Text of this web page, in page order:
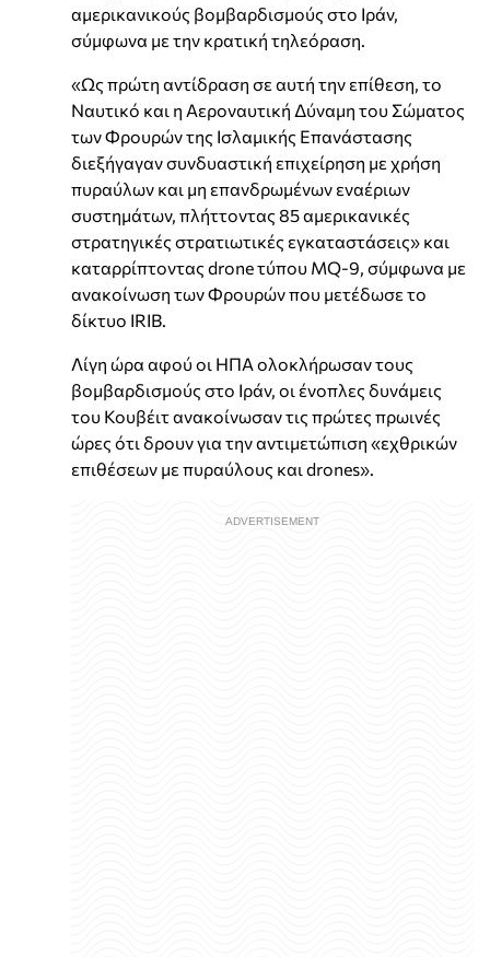
αμερικανικούς βομβαρδισμούς στο Ιράν,
σύμφωνα με την κρατική τηλεόραση.
«Ως πρώτη αντίδραση σε αυτή την επίθεση, το
Ναυτικό και η Αεροναυτική Δύναμη του Σώματος
των Φρουρών της Ισλαμικής Επανάστασης
διεξήγαγαν συνδυαστική επιχείρηση με χρήση
πυραύλων και μη επανδρωμένων εναέριων
συστημάτων, πλήττοντας 85 αμερικανικές
στρατηγικές στρατιωτικές εγκαταστάσεις» και
καταρρίπτοντας drone τύπου MQ-9, σύμφωνα με
ανακοίνωση των Φρουρών που μετέδωσε το
δίκτυο IRIB.
Λίγη ώρα αφού οι ΗΠΑ ολοκλήρωσαν τους
βομβαρδισμούς στο Ιράν, οι ένοπλες δυνάμεις
του Κουβέιτ ανακοίνωσαν τις πρώτες πρωινές
ώρες ότι δρουν για την αντιμετώπιση «εχθρικών
επιθέσεων με πυραύλους και drones».